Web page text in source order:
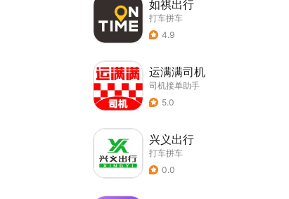
如祺出行
打车拼车
4.9
运满满司机
司机接单助手
5.0
兴义出行
打车拼车
0.0